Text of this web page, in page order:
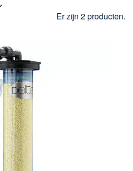
Er zijn 2 producten.